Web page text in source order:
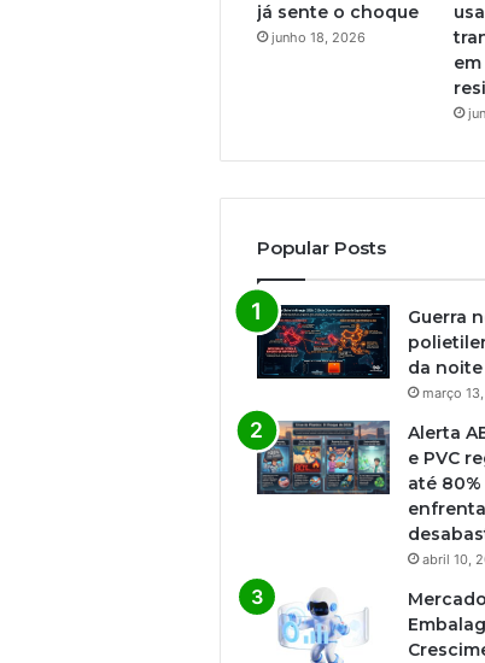
já sente o choque
junho 18, 2026
Popular Posts
Guerra
da
março
Alerta
e PVC
até
abril 10,